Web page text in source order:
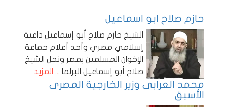
حازم صلاح ابو اسماعيل
الشيخ حازم صلاح أبو إسماعيل داعية
إسلامي مصري وأحد أعلام جماعة
الإخوان المسلمين بمصر ونجل الشيخ
صلاح أبو إسماعيل البرلما ... المزيد
محمد العرابى وزير الخارجية المصرى
الأسبق